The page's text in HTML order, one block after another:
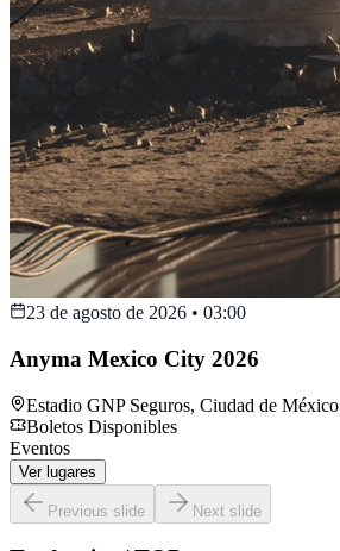
23 de agosto de 2026 • 03:00
Anyma Mexico City 2026
Estadio GNP Seguros, Ciudad de México
Boletos Disponibles
Eventos
Ver lugares
Previous slide Next slide